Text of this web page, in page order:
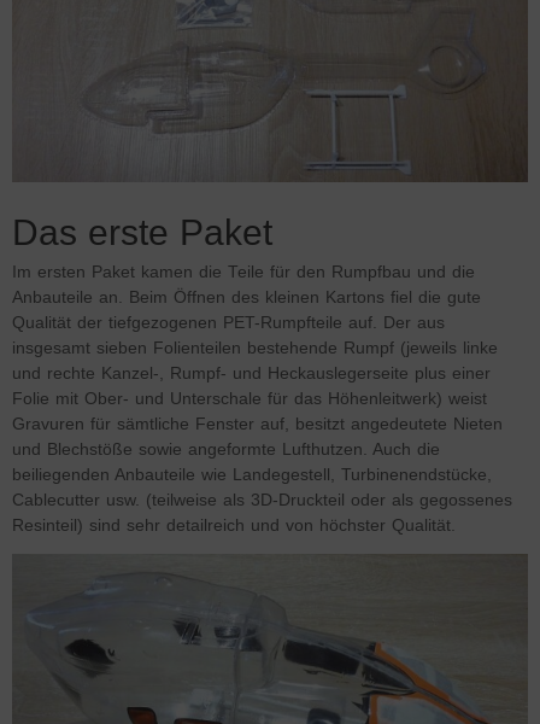
Das erste Paket
Im ersten Paket kamen die Teile für den Rumpfbau und die
Anbauteile an. Beim Öffnen des kleinen Kartons fiel die gute
Qualität der tiefgezogenen PET-Rumpfteile auf. Der aus
insgesamt sieben Folienteilen bestehende Rumpf (jeweils linke
und rechte Kanzel-, Rumpf- und Heckauslegerseite plus einer
Folie mit Ober- und Unterschale für das Höhenleitwerk) weist
Gravuren für sämtliche Fenster auf, besitzt angedeutete Nieten
und Blechstöße sowie angeformte Lufthutzen. Auch die
beiliegenden Anbauteile wie Landegestell, Turbinenendstücke,
Cablecutter usw. (teilweise als 3D-Druckteil oder als gegossenes
Resinteil) sind sehr detailreich und von höchster Qualität.